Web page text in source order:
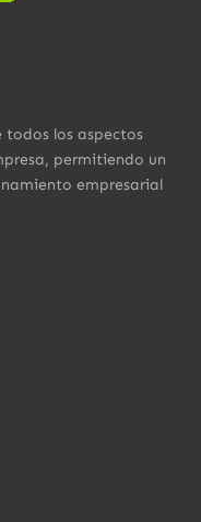
todos los aspectos
permitiendo un
empresarial